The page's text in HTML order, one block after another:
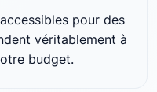
pour des
véritablement à
budget.